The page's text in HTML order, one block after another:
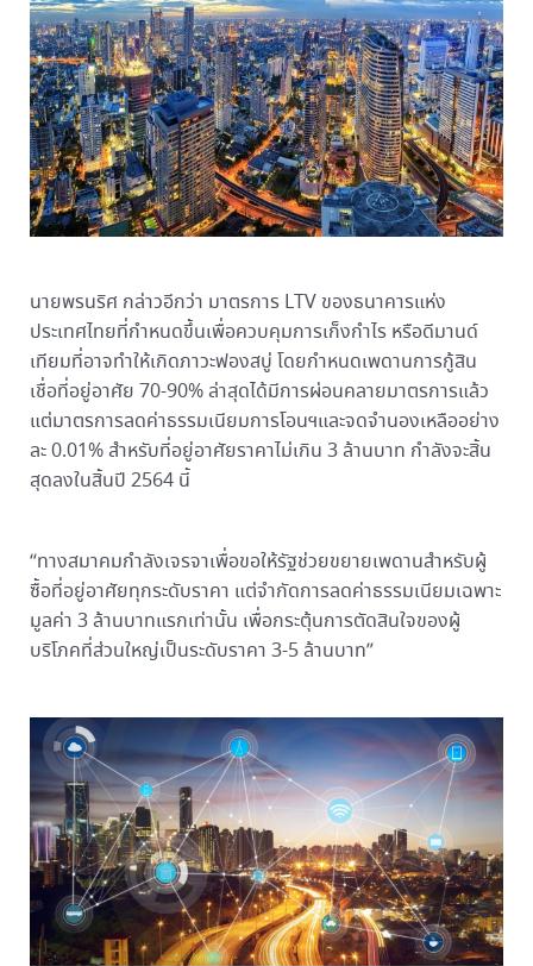
นายพรนริศ กล่าวอีกว่า มาตรการ LTV ของธนาคารแห่ง
ประเทศไทยที่กำหนดขึ้นเพื่อควบคุมการเก็งกำไร หรือดีมานด์
เทียมที่อาจทำให้เกิดภาวะฟองสบู่ โดยกำหนดเพดานการกู้สิน
เชื่อที่อยู่อาศัย 70-90% ล่าสุดได้มีการผ่อนคลายมาตรการแล้ว
แต่มาตรการลดค่าธรรมเนียมการโอนฯและจดจำนองเหลืออย่าง
ละ 0.01% สำหรับที่อยู่อาศัยราคาไม่เกิน 3 ล้านบาท กำลังจะสิ้น
สุดลงในสิ้นปี 2564 นี้
“ทางสมาคมกำลังเจรจาเพื่อขอให้รัฐช่วยขยายเพดานสำหรับผู้
ซื้อที่อยู่อาศัยทุกระดับราคา แต่จำกัดการลดค่าธรรมเนียมเฉพาะ
มูลค่า 3 ล้านบาทแรกเท่านั้น เพื่อกระตุ้นการตัดสินใจของผู้
บริโภคที่ส่วนใหญ่เป็นระดับราคา 3-5 ล้านบาท”